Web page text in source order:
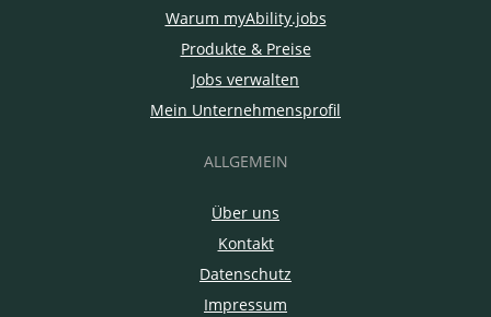
Warum myAbility.jobs
Produkte & Preise
Jobs verwalten
Mein Unternehmensprofil
ALLGEMEIN
Über uns
Kontakt
Datenschutz
Impressum